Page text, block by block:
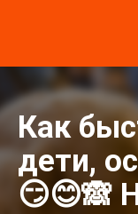
Как
дети,
😏😊🙈